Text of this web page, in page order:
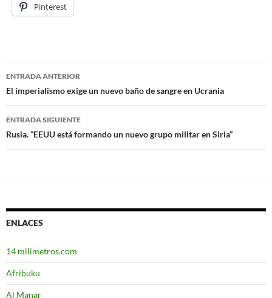
Pinterest
Navegación
de
entradas
ENTRADA ANTERIOR
El imperialismo exige un nuevo baño de sangre en Ucrania
ENTRADA SIGUIENTE
Rusia. “EEUU está formando un nuevo grupo militar en Siria”
ENLACES
14 milimetros.com
Afribuku
Al Manar